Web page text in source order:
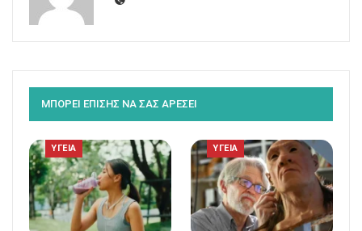
ΜΠΟΡΕΙ ΕΠΙΣΗΣ ΝΑ ΣΑΣ ΑΡΕΣΕΙ
ΥΓΕΙΑ ΥΓΕΙΑ